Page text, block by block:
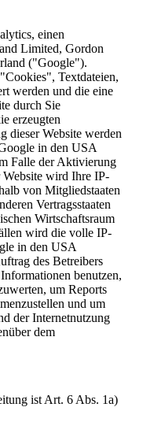
einen
Limited, Gordon
("Google").
Textdateien,
werden und die eine
durch Sie
erzeugten
dieser Website werden
in den USA
Falle der Aktivierung
wird Ihre IP-
von Mitgliedstaaten
Vertragsstaaten
Wirtschaftsraum
wird die volle IP-
in den USA
des Betreibers
benutzen,
um Reports
und um
der Internetnutzung
dem
ist Art. 6 Abs. 1a)